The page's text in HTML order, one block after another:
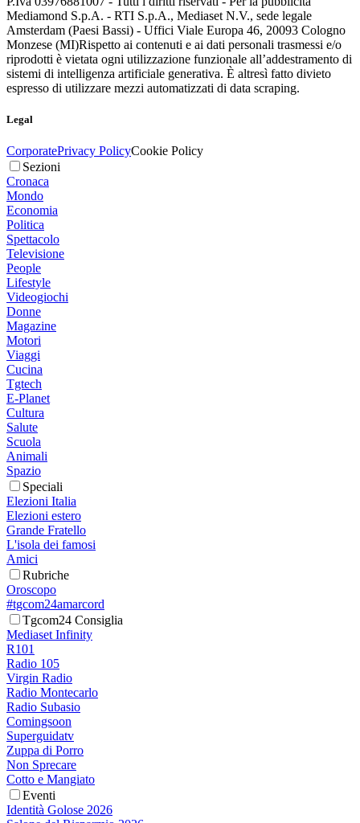
Mediamond S.p.A. - RTI S.p.A., Mediaset N.V., sede legale
Amsterdam (Paesi Bassi) - Uffici Viale Europa 46, 20093 Cologno
Monzese (MI)Rispetto ai contenuti e ai dati personali trasmessi e/o
riprodotti è vietata ogni utilizzazione funzionale all’addestramento di
sistemi di intelligenza artificiale generativa. È altresì fatto divieto
espresso di utilizzare mezzi automatizzati di data scraping.
Legal
CorporatePrivacy PolicyCookie Policy
Sezioni
Cronaca
Mondo
Economia
Politica
Spettacolo
Televisione
People
Lifestyle
Videogiochi
Donne
Magazine
Motori
Viaggi
Cucina
Tgtech
E-Planet
Cultura
Salute
Scuola
Animali
Spazio
Speciali
Elezioni Italia
Elezioni estero
Grande Fratello
L'isola dei famosi
Amici
Rubriche
Oroscopo
#tgcom24amarcord
Tgcom24 Consiglia
Mediaset Infinity
R101
Radio 105
Virgin Radio
Radio Montecarlo
Radio Subasio
Comingsoon
Superguidatv
Zuppa di Porro
Non Sprecare
Cotto e Mangiato
Eventi
Identità Golose 2026